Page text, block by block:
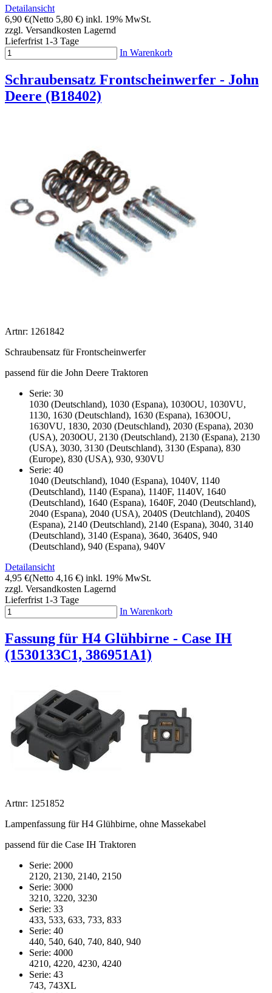
Detailansicht
6,90 €(Netto 5,80 €) inkl. 19% MwSt.
zzgl. Versandkosten Lagernd
Lieferfrist 1-3 Tage
In Warenkorb
Schraubensatz Frontscheinwerfer - John
Deere (B18402)
Artnr: 1261842
Schraubensatz für Frontscheinwerfer
passend für die John Deere Traktoren
Serie: 30
1030 (Deutschland), 1030 (Espana), 1030OU, 1030VU,
1130, 1630 (Deutschland), 1630 (Espana), 1630OU,
1630VU, 1830, 2030 (Deutschland), 2030 (Espana), 2030
(USA), 2030OU, 2130 (Deutschland), 2130 (Espana), 2130
(USA), 3030, 3130 (Deutschland), 3130 (Espana), 830
(Europe), 830 (USA), 930, 930VU
Serie: 40
1040 (Deutschland), 1040 (Espana), 1040V, 1140
(Deutschland), 1140 (Espana), 1140F, 1140V, 1640
(Deutschland), 1640 (Espana), 1640F, 2040 (Deutschland),
2040 (Espana), 2040 (USA), 2040S (Deutchland), 2040S
(Espana), 2140 (Deutschland), 2140 (Espana), 3040, 3140
(Deutschland), 3140 (Espana), 3640, 3640S, 940
(Deutschland), 940 (Espana), 940V
Detailansicht
4,95 €(Netto 4,16 €) inkl. 19% MwSt.
zzgl. Versandkosten Lagernd
Lieferfrist 1-3 Tage
In Warenkorb
Fassung für H4 Glühbirne - Case IH
(1530133C1, 386951A1)
Artnr: 1251852
Lampenfassung für H4 Glühbirne, ohne Massekabel
passend für die Case IH Traktoren
Serie: 2000
2120, 2130, 2140, 2150
Serie: 3000
3210, 3220, 3230
Serie: 33
433, 533, 633, 733, 833
Serie: 40
440, 540, 640, 740, 840, 940
Serie: 4000
4210, 4220, 4230, 4240
Serie: 43
743, 743XL